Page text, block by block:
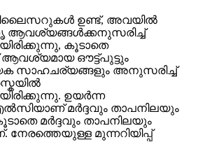
ഉണ്ട്, അവയിൽ
ആവശ്യങ്ങൾക്കനുസരിച്ച്
കൂടാതെ
ആവശ്യമായ ഔട്ട്‌പുട്ടും
സാഹചര്യങ്ങളും അനുസരിച്ച്
ഉയർന്ന
മർദ്ദവും താപനിലയും
മർദ്ദവും താപനിലയും
നേരത്തെയുള്ള മുന്നറിയിപ്പ്